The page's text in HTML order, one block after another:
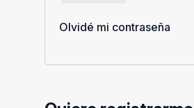
Olvidé mi contraseña